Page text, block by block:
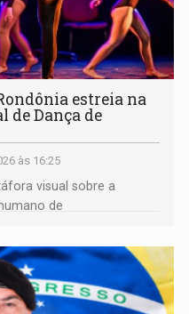
estreia na
de Dança de
às 16:25
visual sobre a
de